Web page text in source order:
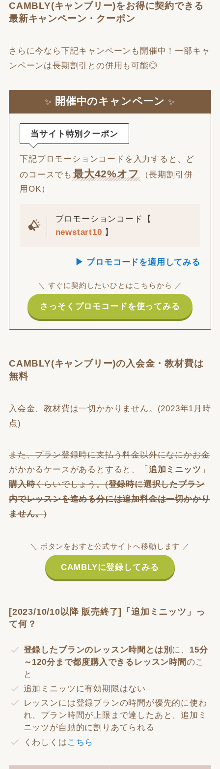
CAMBLY(キャンブリー)をお得に契約できる
最新キャンペーン・クーポン
さらに今なら下記キャンペーンも開催中！一部キャ
ンペーンは長期割引との併用も可能◎
✨ 開催中のキャンペーン ✨
当サイト特別クーポン
下記プロモーションコードを入力すると、ど
のコースでも 最大42%オフ
（長期割引併
用OK）
プロモーションコード【
newstart10 】
▶ プロモコードを適用してみる
＼ すぐに契約したいひとはこちらから ／
さっそくプロモコードを使ってみる
CAMBLY(キャンブリー)の入会金・教材費は
無料
入会金、教材費は一切かかりません。(2023年1月時
点)
また、プラン登録時に支払う料金以外になにかお金
がかかるケースがあるとすると、「追加ミニッツ」
購入時くらいでしょう。(登録時に選択したプラン
内でレッスンを進める分には追加料金は一切かかり
ません。)
＼ ボタンをおすと公式サイトへ移動します ／
CAMBLYに登録してみる
[2023/10/10以降 販売終了]「追加ミニッツ」っ
て何？
登録したプランのレッスン時間とは別 に、 15分
～120分まで都度購入できるレッスン時間のこ
と
追加ミニッツに有効期限はない
レッスンには登録プランの時間が優先的に使わ
れ、プラン時間が上限まで達したあと、追加ミ
ニッツが自動的に割りあてられる
くわしくは こちら